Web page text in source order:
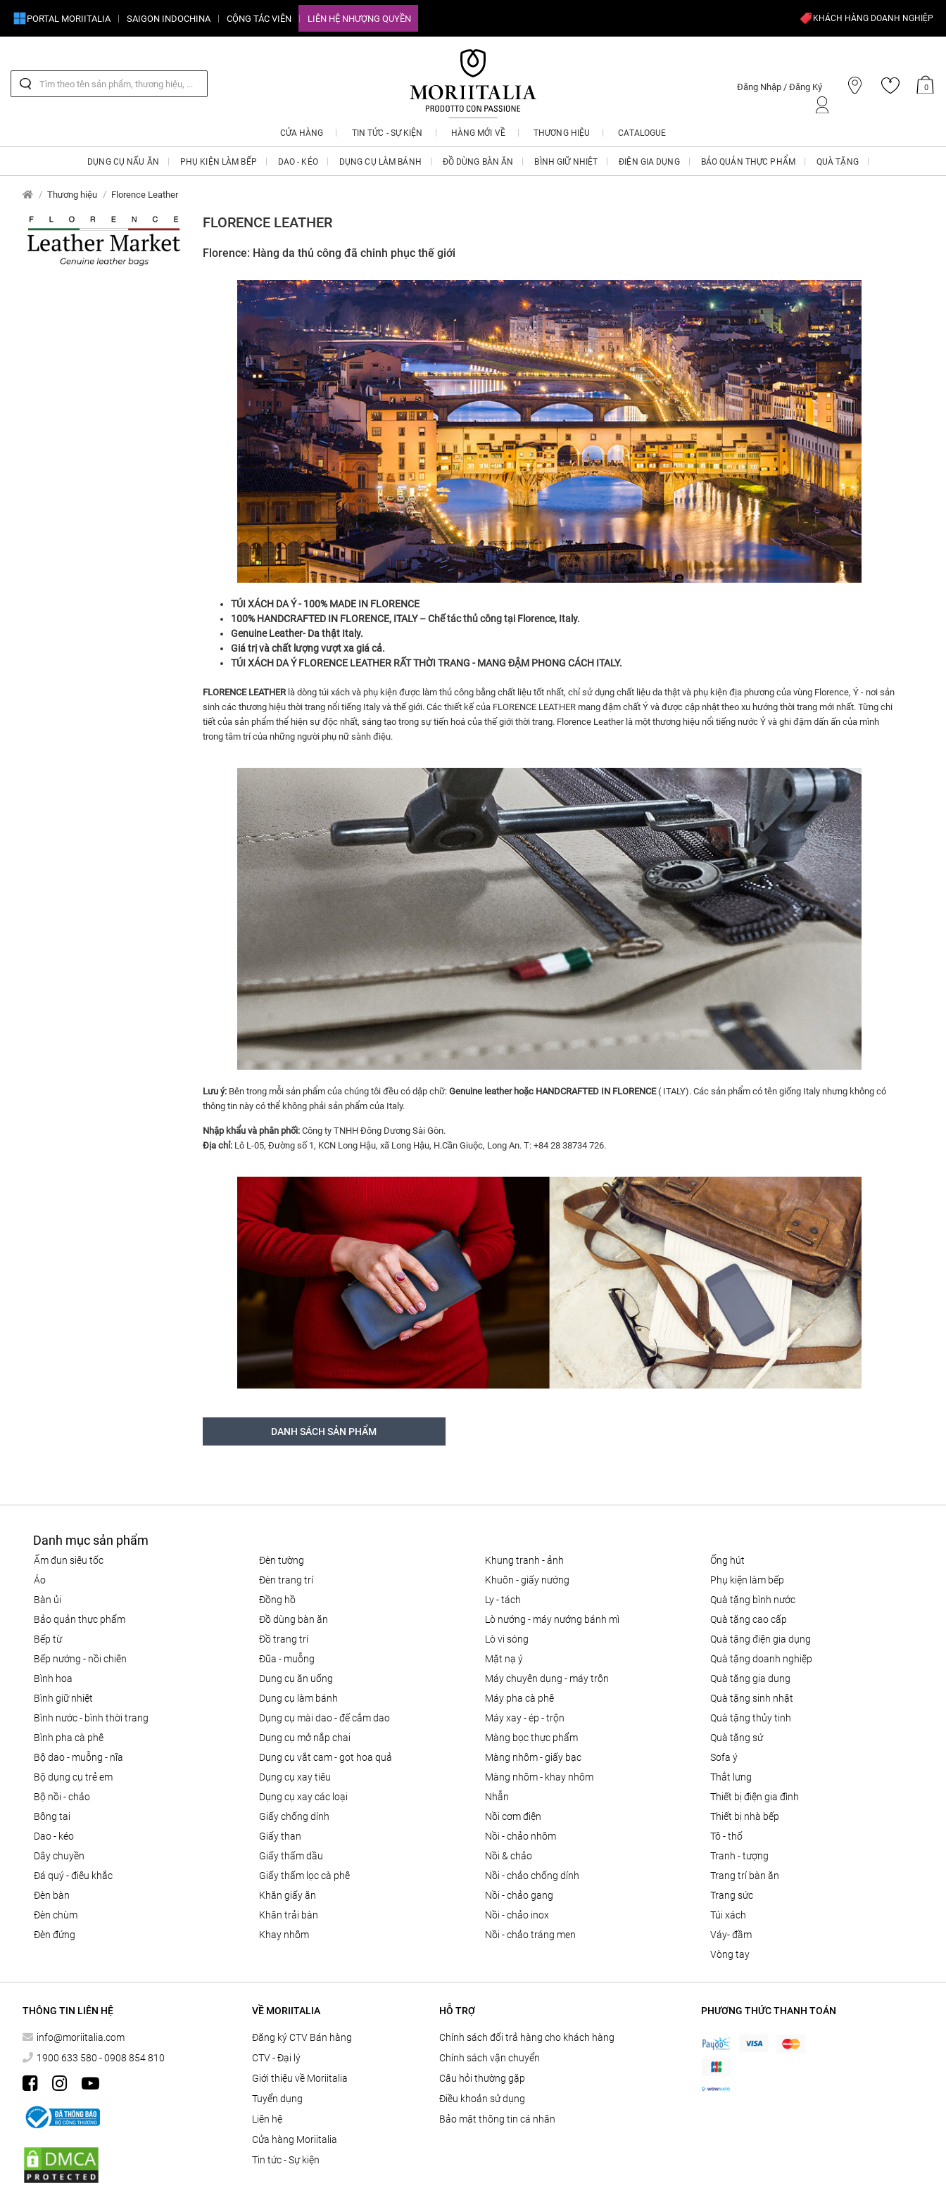
PORTAL MORIITALIA SAIGON INDOCHINA CỘNG TÁC VIÊN LIÊN HỆ NHƯỢNG QUYỀN KHÁCH HÀNG DOANH NGHIỆP
Đăng Nhập / Đăng Ký 0
CỬA HÀNG TIN TỨC - SỰ KIỆN HÀNG MỚI VỀ THƯƠNG HIỆU CATALOGUE
DỤNG CỤ NẤU ĂN PHỤ KIỆN LÀM BẾP DAO - KÉO DỤNG CỤ LÀM BÁNH ĐỒ DÙNG BÀN ĂN BÌNH GIỮ NHIỆT ĐIỆN GIA DỤNG BẢO QUẢN THỰC PHẨM QUÀ TẶNG
Thương hiệu Florence Leather
FLORENCE LEATHER
Florence: Hàng da thủ công đã chinh phục thế giới
TÚI XÁCH DA Ý - 100% MADE IN FLORENCE
100% HANDCRAFTED IN FLORENCE, ITALY – Chế tác thủ công tại Florence, Italy.
Genuine Leather- Da thật Italy.
Giá trị và chất lượng vượt xa giá cả.
TÚI XÁCH DA ÝFLORENCE LEATHER RẤT THỜI TRANG - MANG ĐẬM PHONG CÁCH ITALY.
FLORENCE LEATHERlà dòng túi xách và phụ kiện được làm thủ công bằng chất liệu tốt nhất, chỉ sử dụng chất liệu da thật và phụ kiện địa phương của vùng Florence, Ý - nơi sản
sinh các thương hiệu thời trang nổi tiếng Italy và thế giới. Các thiết kế của FLORENCE LEATHER mang đậm chất Ý và được cập nhật theo xu hướng thời trang mới nhất. Từng chi
tiết của sản phẩm thể hiện sự độc nhất, sáng tạo trong sự tiến hoá của thế giới thời trang. Florence Leather là một thương hiệu nổi tiếng nước Ý và ghi đậm dấn ấn của mình
trong tâm trí của những người phụ nữ sành điệu.
Lưu ý:Bên trong mỗi sản phẩm của chúng tôi đều có dập chữ: Genuine leather hoặc HANDCRAFTED IN FLORENCE( ITALY). Các sản phẩm có tên giống Italy nhưng không có
thông tin này có thể không phải sản phẩm của Italy.
Nhập khẩu và phân phối:Công ty TNHH Đông Dương Sài Gòn.
Địa chỉ:Lô L-05, Đường số 1, KCN Long Hậu, xã Long Hậu, H.Cần Giuộc, Long An. T: +84 28 38734 726.
DANH SÁCH SẢN PHẨM
Danh mục sản phẩm
ấm đun siêu tốc
áo
bàn ủi
bảo quản thực phẩm
bếp từ
bếp nướng - nồi chiên
bình hoa
bình giữ nhiệt
bình nước - bình thời trang
bình pha cà phê
bộ dao - muỗng - nĩa
bộ dụng cụ trẻ em
bộ nồi - chảo
bông tai
dao - kéo
dây chuyền
đá quý - điêu khắc
đèn bàn
đèn chùm
đèn đứng
đèn tường
đèn trang trí
đồng hồ
đồ dùng bàn ăn
đồ trang trí
đũa - muỗng
dụng cụ ăn uống
dụng cụ làm bánh
dụng cụ mài dao - đế cắm dao
dụng cụ mở nắp chai
dụng cụ vắt cam - gọt hoa quả
dụng cụ xay tiêu
dụng cụ xay các loại
giấy chống dính
giấy than
giấy thấm dầu
giấy thấm lọc cà phê
khăn giấy ăn
khăn trải bàn
khay nhôm
khung tranh - ảnh
khuôn - giấy nướng
ly - tách
lò nướng - máy nướng bánh mì
lò vi sóng
mặt nạ ý
máy chuyên dụng - máy trộn
máy pha cà phê
máy xay - ép - trộn
màng bọc thực phẩm
màng nhôm - giấy bạc
màng nhôm - khay nhôm
nhẫn
nồi cơm điện
nồi - chảo nhôm
nồi & chảo
nồi - chảo chống dính
nồi - chảo gang
nồi - chảo inox
nồi - chảo tráng men
ống hút
phụ kiện làm bếp
quà tặng bình nước
quà tặng cao cấp
quà tặng điện gia dụng
quà tặng doanh nghiệp
quà tặng gia dụng
quà tặng sinh nhật
quà tặng thủy tinh
quà tặng sứ
sofa ý
thắt lưng
thiết bị điện gia đình
thiết bị nhà bếp
tô - thố
tranh - tượng
trang trí bàn ăn
trang sức
túi xách
váy- đầm
vòng tay
THÔNG TIN LIÊN HỆ
info@moriitalia.com
1900 633 580 - 0908 854 810
VỀ MORIITALIA
Đăng ký CTV Bán hàng
CTV - Đại lý
Giới thiệu về Moriitalia
Tuyển dụng
Liên hệ
Cửa hàng Moriitalia
Tin tức - Sự kiện
HỖ TRỢ
Chính sách đổi trả hàng cho khách hàng
Chính sách vận chuyển
Câu hỏi thường gặp
Điều khoản sử dụng
Bảo mật thông tin cá nhân
PHƯƠNG THỨC THANH TOÁN